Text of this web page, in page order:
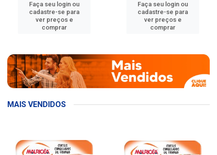
Faça seu login ou
cadastre-se para
ver preços e
comprar
Faça seu login ou
cadastre-se para
ver preços e
comprar
MAIS VENDIDOS